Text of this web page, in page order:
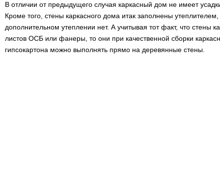
В отличии от предыдущего случая каркасный дом не имеет
Кроме того, стены каркасного дома итак заполнены
дополнительном утеплении нет. А учитывая тот факт, что стены
листов ОСБ или фанеры, то они при качественной сборки
гипсокартона можно выполнять прямо на деревянные стены.